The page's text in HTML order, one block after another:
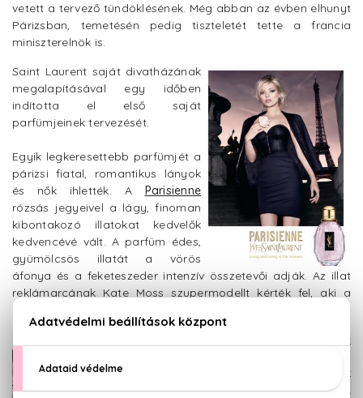
vetett a tervező tündöklésének. Még abban az évben elhunyt
Párizsban, temetésén pedig tiszteletét tette a francia
miniszterelnök is.
Saint Laurent saját divatházának
megalapításával egy időben
indította el első saját
parfümjeinek tervezését.
Egyik legkeresettebb parfümjét a
párizsi fiatal, romantikus lányok
és nők ihlették. A Parisienne
rózsás jegyeivel a lágy, finoman
kibontakozó illatokat kedvelők
kedvencévé vált. A parfüm édes,
gyümölcsös illatát a vörös
áfonya és a feketeszeder intenzív összetevői adják. Az illat
reklámarcának Kate Moss szupermodellt kérték fel, aki a
YSL La Nuit De
parfüm, a nők
egyik kedvence. A